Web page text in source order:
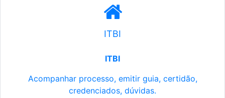
ITBI
ITBI
Acompanhar processo, emitir guia, certidão,
credenciados, dúvidas.